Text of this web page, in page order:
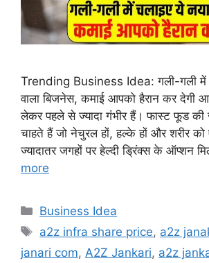
Trending Business Idea: गली-गली में
वाला बिजनेस, कमाई आपको हैरान कर देगी
लेकर पहले से ज्यादा गंभीर हैं। फास्ट फूड
चाहते हैं जो नेचुरल हों, हल्के हों और शरीर को
ज्यादातर जगहों पर हेल्दी ड्रिंक्स के ऑप्शन
more
Categories
Business Idea
Tags
a2z infra share price, a2z
janari com, A2Z Jankari, a2z